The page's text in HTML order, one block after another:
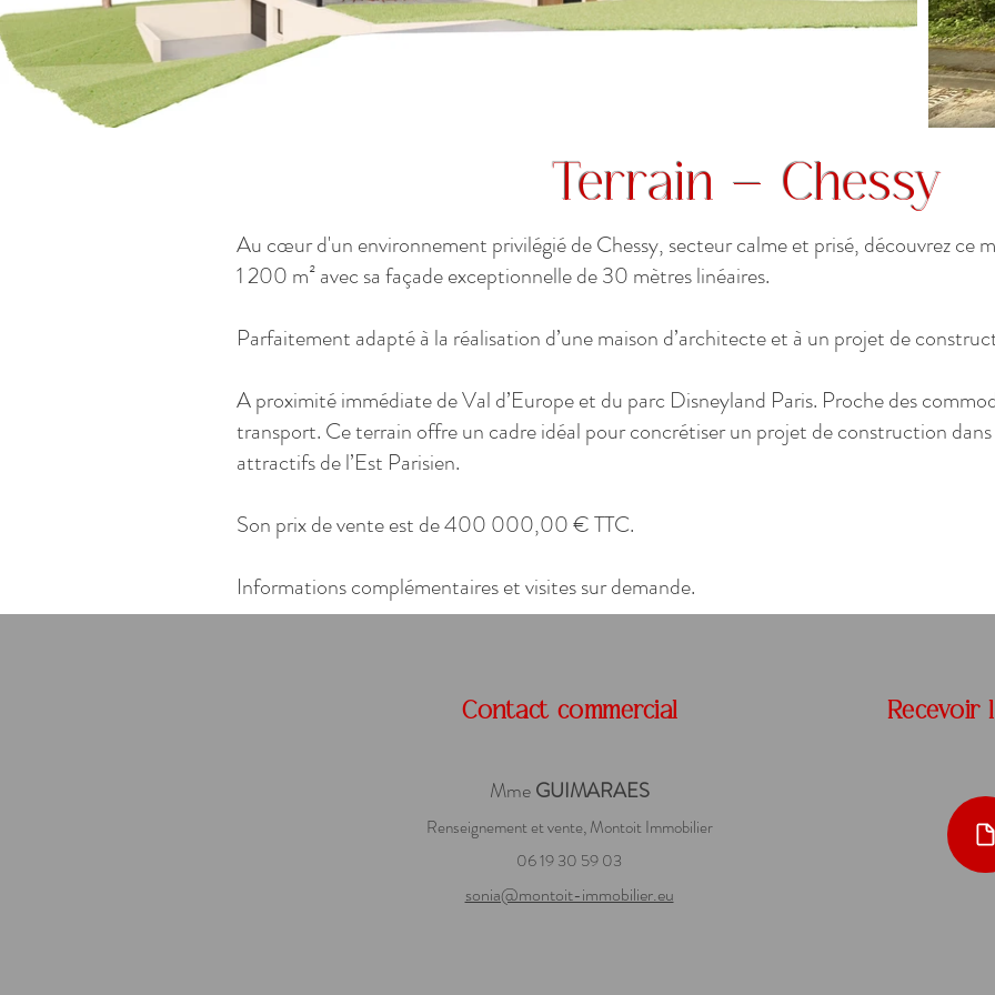
Terrain - Chessy
Au cœur d'un environnement privilégié de Chessy, secteur calme et prisé, découvrez ce
1 200 m² avec sa façade exceptionnelle de 30 mètres linéaires.
Parfaitement adapté à la réalisation d’une maison d’architecte et à un projet de
A proximité immédiate de Val d’Europe et du parc Disneyland Paris. Proche des
transport. Ce terrain offre un cadre idéal pour concrétiser un projet de construction dans
attractifs de l’Est Parisien.
Son prix de vente est de 400 000,00 € TTC.
Informations complémentaires et visites sur demande.
Contact commercial
MmeGUIMARAES
Renseignement et vente, Montoit Immobilier
06 19 30 59 03
sonia@montoit-immobilier.eu
Recevoir